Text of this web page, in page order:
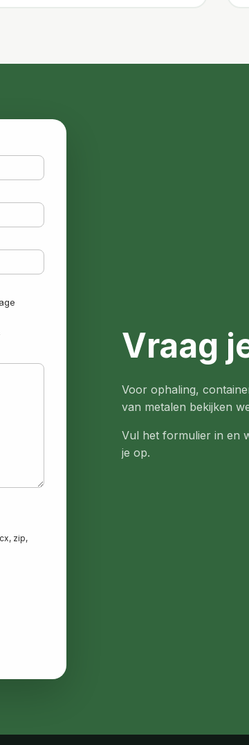
zip,
Vraag
Voor ophaling,
van metalen bekijken
Vul het formulier in en
je op.